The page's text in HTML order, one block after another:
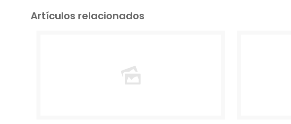
Artículos relacionados